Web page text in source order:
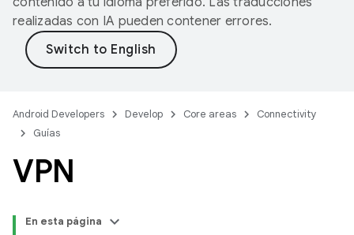
realizadas con IA pueden contener errores.
Android Developers Develop Core areas
Connectivity
Guías
VPN
En esta página